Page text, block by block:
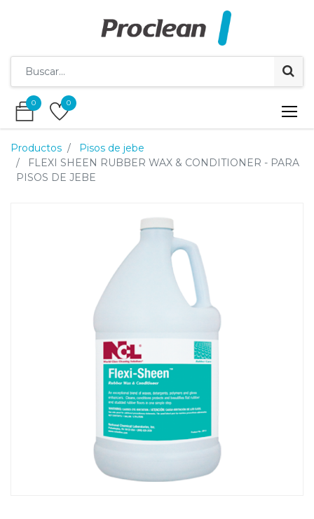
0 0
0 0
Productos
Pisos de jebe
FLEXI SHEEN RUBBER WAX & CONDITIONER - PARA
PISOS DE JEBE